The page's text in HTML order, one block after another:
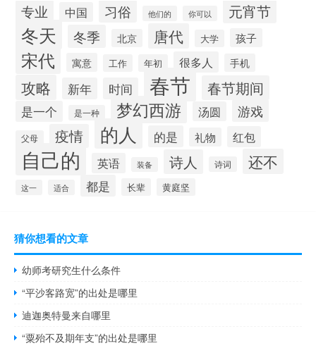
专业 中国 习俗 他们的 你可以 元宵节
冬天 冬季 北京 唐代 大学 孩子
宋代 寓意 工作 年初 很多人 手机
攻略 新年 时间 春节 春节期间
是一个 是一种 梦幻西游 汤圆 游戏
父母 疫情 的人 的是 礼物 红包
自己的 英语 装备 诗人 诗词 还不
这一 适合 都是 长辈 黄庭坚
猜你想看的文章
幼师考研究生什么条件
“平沙客路宽”的出处是哪里
迪迦奥特曼来自哪里
“粟殆不及期年支”的出处是哪里